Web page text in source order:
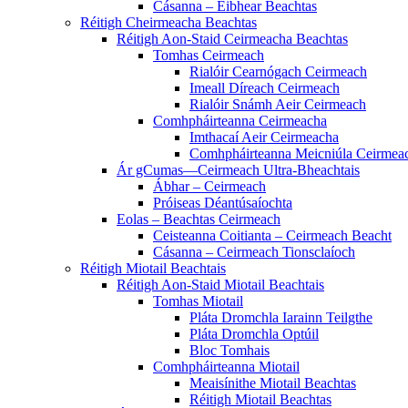
Cásanna – Eibhear Beachtas
Réitigh Cheirmeacha Beachtas
Réitigh Aon-Staid Ceirmeacha Beachtas
Tomhas Ceirmeach
Rialóir Cearnógach Ceirmeach
Imeall Díreach Ceirmeach
Rialóir Snámh Aeir Ceirmeach
Comhpháirteanna Ceirmeacha
Imthacaí Aeir Ceirmeacha
Comhpháirteanna Meicniúla
Ár gCumas—Ceirmeach Ultra-Bheachtais
Ábhar – Ceirmeach
Próiseas Déantúsaíochta
Eolas – Beachtas Ceirmeach
Ceisteanna Coitianta – Ceirmeach Beacht
Cásanna – Ceirmeach Tionsclaíoch
Réitigh Miotail Beachtais
Réitigh Aon-Staid Miotail Beachtais
Tomhas Miotail
Pláta Dromchla Iarainn Teilgthe
Pláta Dromchla Optúil
Bloc Tomhais
Comhpháirteanna Miotail
Meaisínithe Miotail Beachtas
Réitigh Miotail Beachtas